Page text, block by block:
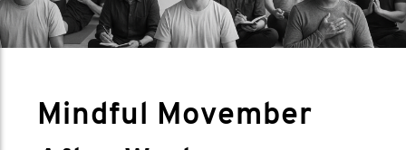
Mindful Movember